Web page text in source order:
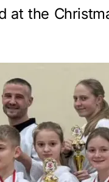
at the